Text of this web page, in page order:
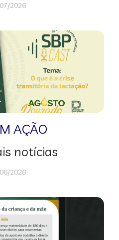
2026
AÇÃO
notícias
2026